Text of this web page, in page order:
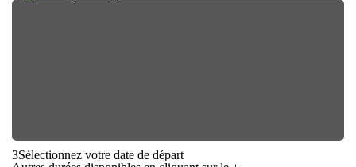
3Sélectionnez votre date de départ